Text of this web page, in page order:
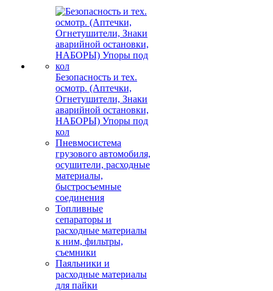
Безопасность и тех.
осмотр. (Аптечки,
Огнетушители, Знаки
аварийной остановки,
НАБОРЫ) Упоры под
кол
Пневмосистема
грузового автомобиля,
осушители, расходные
материалы,
быстросъемные
соединения
Топливные
сепараторы и
расходные материалы
к ним, фильтры,
съемники
Паяльники и
расходные материалы
для пайки